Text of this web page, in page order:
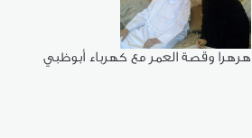
هرهرا وقصة العمر مع كهرباء أبوظبي